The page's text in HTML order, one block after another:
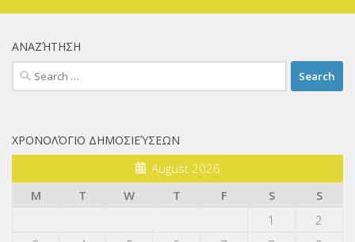
ΑΝΑΖΉΤΗΣΗ
Search
for:
ΧΡΟΝΟΛΌΓΙΟ ΔΗΜΟΣΙΕΎΣΕΩΝ
August 2026
M
T W T F S
S
1
2